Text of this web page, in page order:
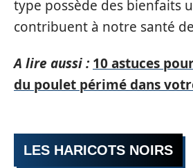
type possède des bienfaits
contribuent à notre santé
A lire aussi : 10 astuces
du poulet périmé dans
LES HARICOTS NOIRS